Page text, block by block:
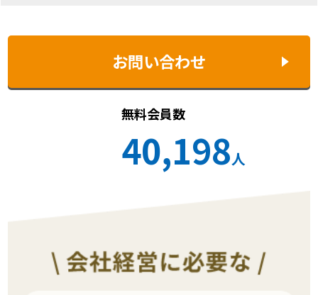
お問い合わせ
無料会員数
40,198人